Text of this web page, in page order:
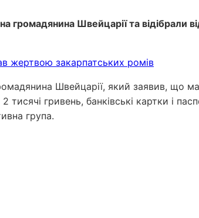
громадянина Швейцарії та відібрали
Швейцарії, який заявив, що
гривень, банківські картки і
група.